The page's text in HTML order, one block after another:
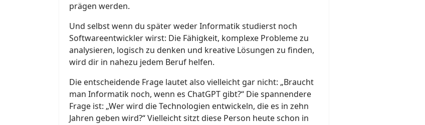
prägen werden.
Und selbst wenn du später weder Informatik studierst noch
Softwareentwickler wirst: Die Fähigkeit, komplexe Probleme zu
analysieren, logisch zu denken und kreative Lösungen zu finden,
wird dir in nahezu jedem Beruf helfen.
Die entscheidende Frage lautet also vielleicht gar nicht: „Braucht
man Informatik noch, wenn es ChatGPT gibt?“ Die spannendere
Frage ist: „Wer wird die Technologien entwickeln, die es in zehn
Jahren geben wird?“ Vielleicht sitzt diese Person heute schon in